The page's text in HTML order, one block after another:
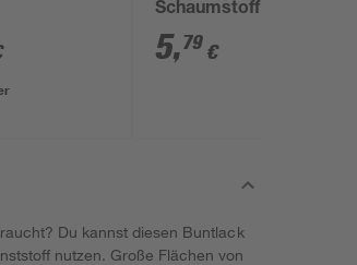
Schaumstoff 11 cm 5
Stück
5,79 €
Du kannst diesen Buntlack
nutzen. Große Flächen von